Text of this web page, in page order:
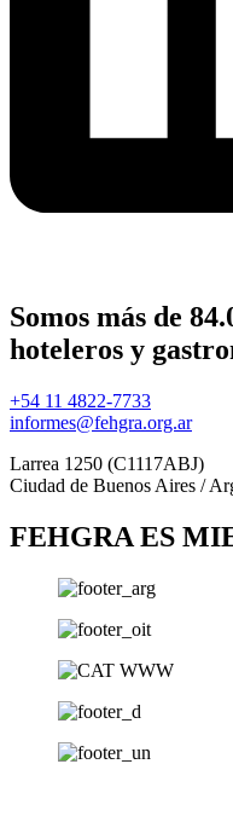
Somos más de
hoteleros y
+54 11 4822-7733
informes@fehgra.org.ar
Larrea 1250 (C1117ABJ)
Ciudad de Buenos Aires /
FEHGRA ES